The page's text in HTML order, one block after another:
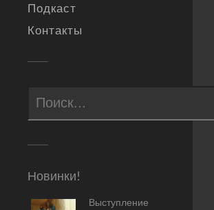
Подкаст
Контакты
Новинки!
Выступление